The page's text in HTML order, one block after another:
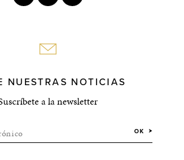
NUESTRAS NOTICIAS
a la newsletter
OK